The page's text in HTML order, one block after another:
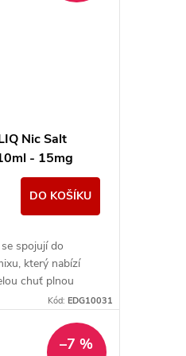
Nic Salt
- 15mg
DO KOŠÍKU
spojují do
který nabízí
chuť plnou
Kód: EDG10031
–7 %